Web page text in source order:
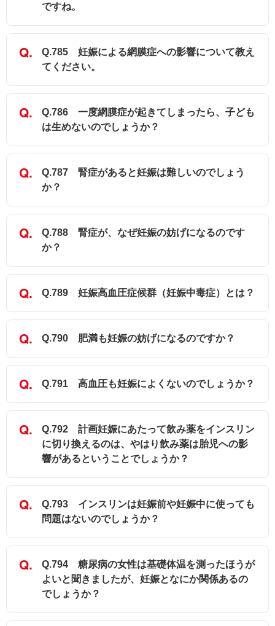
ですね。
Q.785 妊娠による網膜症への影響について教え
てください。
Q.786 一度網膜症が起きてしまったら、子ども
は生めないのでしょうか？
Q.787 腎症があると妊娠は難しいのでしょう
か？
Q.788 腎症が、なぜ妊娠の妨げになるのです
か？
Q.789 妊娠高血圧症候群（妊娠中毒症）とは？
Q.790 肥満も妊娠の妨げになるのですか？
Q.791 高血圧も妊娠によくないのでしょうか？
Q.792 計画妊娠にあたって飲み薬をインスリン
に切り換えるのは、やはり飲み薬は胎児への影
響があるということでしょうか？
Q.793 インスリンは妊娠前や妊娠中に使っても
問題はないのでしょうか？
Q.794 糖尿病の女性は基礎体温を測ったほうが
よいと聞きましたが、妊娠となにか関係あるの
でしょうか？